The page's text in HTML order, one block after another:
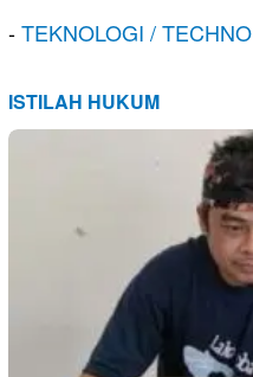
-TEKNOLOGI / TECHNO
ISTILAH HUKUM